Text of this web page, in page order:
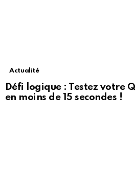
Actualité
Défi logique : Testez votre
en moins de 15 secondes !